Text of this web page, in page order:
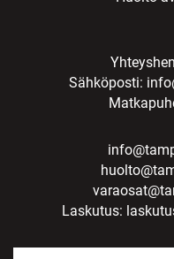
Sähköposti:
Laskutus: